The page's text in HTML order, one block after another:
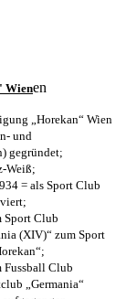
Wienen
„Horekan“ Wien
und
gegründet;
Weiß;
= als Sport Club
Sport Club
(XIV)“ zum Sport
Fussball Club
„Germania“